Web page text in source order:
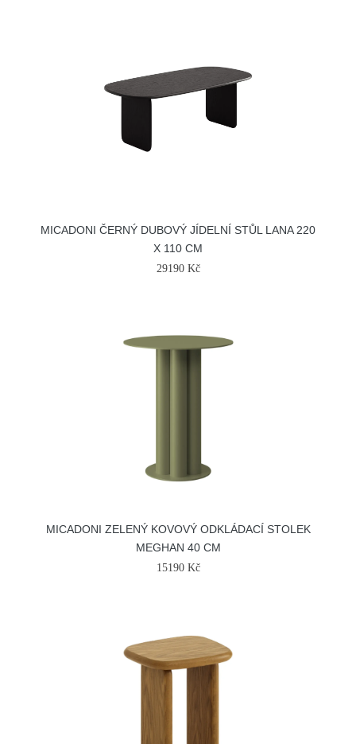
MICADONI ČERNÝ DUBOVÝ JÍDELNÍ STŮL LANA 220
X 110 CM
29190 Kč
MICADONI ZELENÝ KOVOVÝ ODKLÁDACÍ STOLEK
MEGHAN 40 CM
15190 Kč